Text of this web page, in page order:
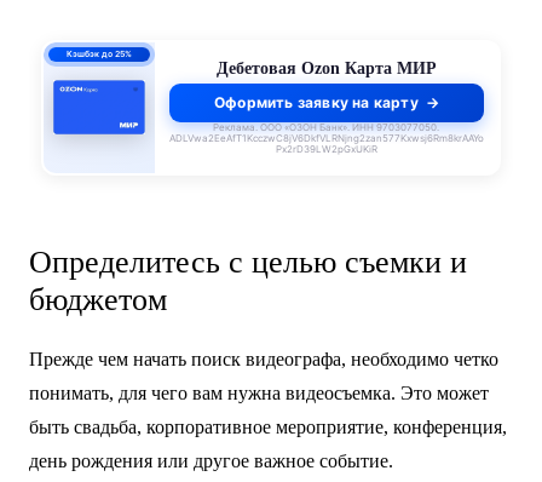
ПСК 55–62,4%
годовых
Кредитная Ozon Карта
Оформить заявку на карту
Реклама. ООО «ОЗОН Банк». ИНН 9703077050.
ADLVwa2EeAfT1KcczwC8jV6DkfVLRNjng2zan577Kxwsj6Rm8krAAYo
Px2rD39LW2pGxUKiR
Определитесь с целью съемки и
бюджетом
Прежде чем начать поиск видеографа, необходимо четко
понимать, для чего вам нужна видеосъемка. Это может
быть свадьба, корпоративное мероприятие, конференция,
день рождения или другое важное событие.